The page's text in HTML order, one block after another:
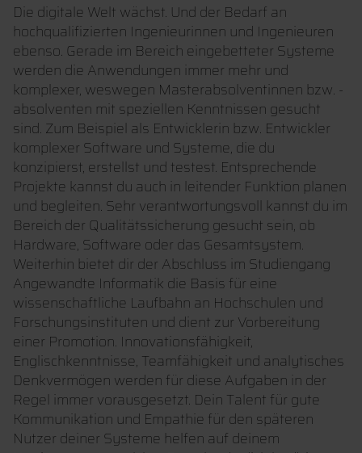
Die digitale Welt wächst. Und der Bedarf an
hochqualifizierten Ingenieurinnen und Ingenieuren
ebenso. Gerade im Bereich eingebetteter Systeme
werden die Anwendungen immer mehr und
komplexer, weswegen Masterabsolventinnen bzw. -
absolventen mit speziellen Kenntnissen gesucht
sind. Zum Beispiel als Entwicklerin bzw. Entwickler
komplexer Software und Systeme, die du
konzipierst, erstellst und testest. Entsprechende
Projekte kannst du auch in leitender Funktion planen
und begleiten. Sehr verantwortungsvoll kannst du im
Bereich der Qualitätssicherung gesucht sein, ob
Hardware, Software oder das Gesamtsystem.
Weiterhin bietet dir der Abschluss im Studiengang
Angewandte Informatik die Basis für eine
wissenschaftliche Laufbahn an Hochschulen und
Forschungsinstituten und dient zur Vorbereitung
einer Promotion. Innovationsfähigkeit,
Englischkenntnisse, Teamfähigkeit und analytisches
Denkvermögen werden für diese Aufgaben in der
Regel immer vorausgesetzt. Dein Talent für gute
Kommunikation und Empathie für den späteren
Nutzer deiner Systeme helfen auf deinem